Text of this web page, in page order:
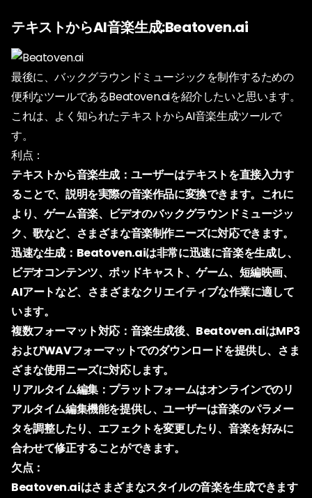
テキストからAI音楽生成:Beatoven.ai
最後に、バックグラウンドミュージックを制作するための
便利なツールであるBeatoven.aiを紹介したいと思います。
これは、よく知られたテキストからAI音楽生成ツールで
す。
利点：
テキストから音楽生成：ユーザーはテキストを直接入力す
ることで、説明を実際の音楽作品に変換できます。これに
より、ゲーム音楽、ビデオのバックグラウンドミュージッ
ク、歌など、さまざまな音楽制作ニーズに対応できます。
迅速な生成： Beatoven.aiは非常に迅速に音楽を生成し、
ビデオコンテンツ、ポッドキャスト、ゲーム、短編映画、
AIアートなど、さまざまなクリエイティブな作業に適して
います。
複数フォーマット対応：音楽生成後、Beatoven.aiはMP3
およびWAVフォーマットでのダウンロードを提供し、さま
ざまな使用ニーズに対応します。
リアルタイム編集：プラットフォームはオンラインでのリ
アルタイム編集機能を提供し、ユーザーは音楽のパラメー
タを調整したり、エフェクトを変更したり、音楽を好みに
合わせて修正することができます。
欠点：
Beatoven.aiはさまざまなスタイルの音楽を生成できます